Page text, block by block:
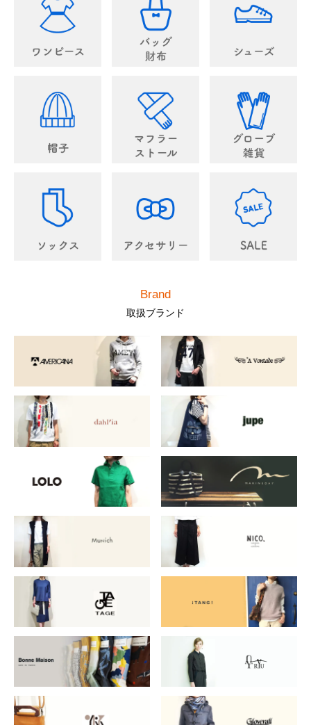
Brand
取扱ブランド